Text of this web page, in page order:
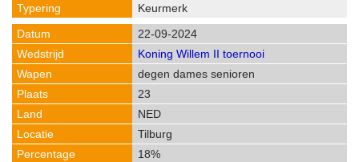
Keurmerk
22-09-2024
Koning Willem II toernooi
degen dames senioren
23
NED
Tilburg
18%